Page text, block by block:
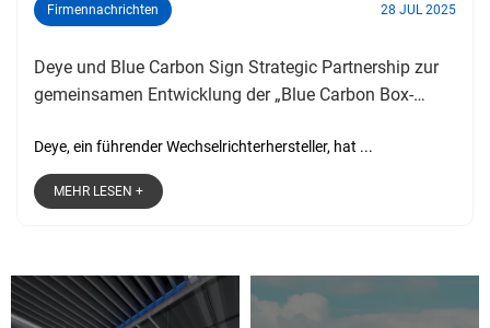
Firmennachrichten 28 JUL 2025
Deye und Blue Carbon Sign Strategic Partnership zur
gemeinsamen Entwicklung der „Blue Carbon Box-
Deye, ein führender Wechselrichterhersteller, hat ...
MEHR LESEN +